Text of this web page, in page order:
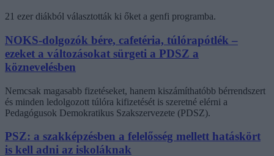
21 ezer diákból választották ki őket a genfi programba.
NOKS-dolgozók bére, cafetéria, túlórapótlék –
ezeket a változásokat sürgeti a PDSZ a
köznevelésben
Nemcsak magasabb fizetéseket, hanem kiszámíthatóbb bérrendszert
és minden ledolgozott túlóra kifizetését is szeretné elérni a
Pedagógusok Demokratikus Szakszervezete (PDSZ).
PSZ: a szakképzésben a felelősség mellett hatáskört
is kell adni az iskoláknak